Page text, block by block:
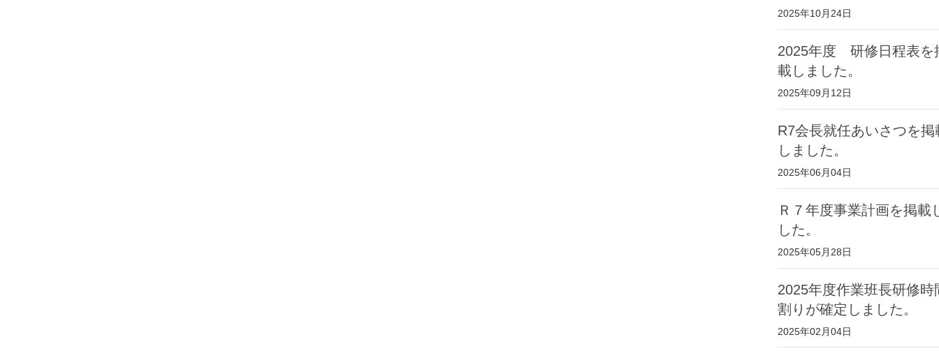
2025年10月24日
2025年度 研修日程表を
載しました。
2025年09月12日
R7会長就任あいさつを掲
しました。
2025年06月04日
Ｒ７年度事業計画を掲載
した。
2025年05月28日
2025年度作業班長研修時
割りが確定しました。
2025年02月04日